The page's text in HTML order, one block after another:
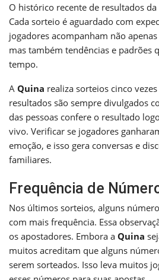
O histórico recente de resultados da
Cada sorteio é aguardado com
jogadores acompanham não
mas também tendências e padrões
tempo.
A Quina realiza sorteios cinco
resultados são sempre divulgados
das pessoas confere o resultado
vivo. Verificar se jogadores
emoção, e isso gera conversas e
familiares.
Frequência de
Nos últimos sorteios, alguns
com mais frequência. Essa
os apostadores. Embora a Quina
muitos acreditam que alguns
serem sorteados. Isso leva muitos